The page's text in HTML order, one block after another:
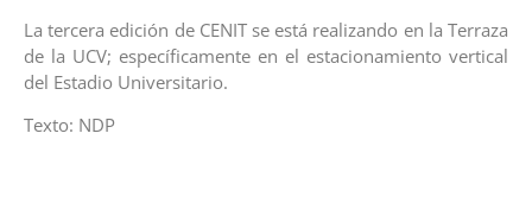
La tercera edición de CENIT se está realizando en la Terraza
de la UCV; específicamente en el estacionamiento vertical
del Estadio Universitario.
Texto: NDP